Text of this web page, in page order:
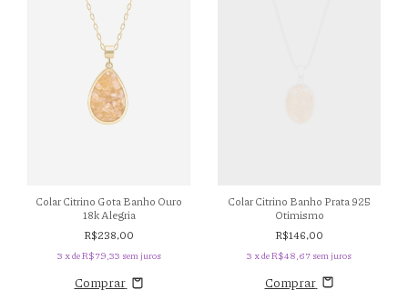
Colar Citrino Gota Banho Ouro
18k Alegria
R$238,00
3 x deR$79,33 sem juros
Comprar
Colar Citrino Banho Prata 925
Otimismo
R$146,00
3 x deR$48,67 sem juros
Comprar